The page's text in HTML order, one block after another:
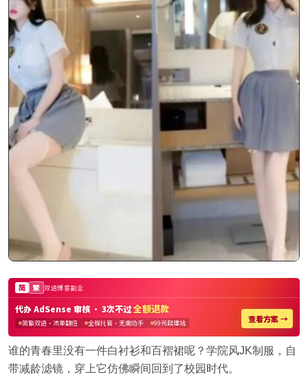
谁的青春里没有一件白衬衫和百褶裙呢？学院风JK制服，自
带减龄滤镜，穿上它仿佛瞬间回到了校园时代。